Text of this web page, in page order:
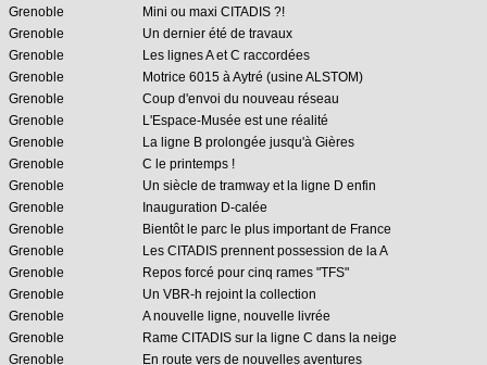
Grenoble
Mini ou maxi CITADIS ?!
Grenoble
Un dernier été de travaux
Grenoble
Les lignes A et C raccordées
Grenoble
Motrice 6015 à Aytré (usine ALSTOM)
Grenoble
Coup d'envoi du nouveau réseau
Grenoble
L'Espace-Musée est une réalité
Grenoble
La ligne B prolongée jusqu'à Gières
Grenoble
C le printemps !
Grenoble
Un siècle de tramway et la ligne D enfin
Grenoble
Inauguration D-calée
Grenoble
Bientôt le parc le plus important de France
Grenoble
Les CITADIS prennent possession de la A
Grenoble
Repos forcé pour cinq rames "TFS"
Grenoble
Un VBR-h rejoint la collection
Grenoble
A nouvelle ligne, nouvelle livrée
Grenoble
Rame CITADIS sur la ligne C dans la neige
Grenoble
En route vers de nouvelles aventures